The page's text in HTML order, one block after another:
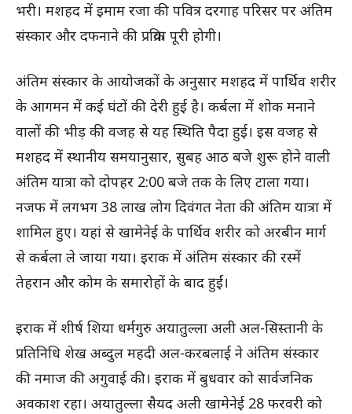
भरी। मशहद में इमाम रजा की पवित्र दरगाह परिसर पर अंतिम
संस्कार और दफनाने की प्रक्रिया पूरी होगी।
अंतिम संस्कार के आयोजकों के अनुसार मशहद में पार्थिव शरीर
के आगमन में कई घंटों की देरी हुई है। कर्बला में शोक मनाने
वालों की भीड़ की वजह से यह स्थिति पैदा हुई। इस वजह से
मशहद में स्थानीय समयानुसार, सुबह आठ बजे शुरू होने वाली
अंतिम यात्रा को दोपहर 2:00 बजे तक के लिए टाला गया।
नजफ में लगभग 38 लाख लोग दिवंगत नेता की अंतिम यात्रा में
शामिल हुए। यहां से खामेनेई के पार्थिव शरीर को अरबीन मार्ग
से कर्बला ले जाया गया। इराक में अंतिम संस्कार की रस्में
तेहरान और कोम के समारोहों के बाद हुईं।
इराक में शीर्ष शिया धर्मगुरु अयातुल्ला अली अल-सिस्तानी के
प्रतिनिधि शेख अब्दुल महदी अल-करबलाई ने अंतिम संस्कार
की नमाज की अगुवाई की। इराक में बुधवार को सार्वजनिक
अवकाश रहा। अयातुल्ला सैयद अली खामेनेई 28 फरवरी को